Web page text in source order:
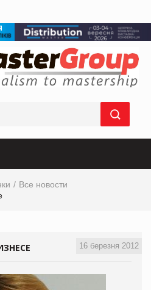
Все новости
16 березня 2012